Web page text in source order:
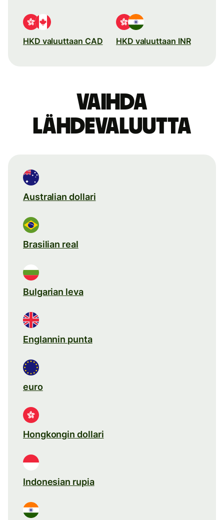
HKD valuuttaan CAD HKD valuuttaan INR
Vaihda
lähdevaluutta
Australian dollari
Brasilian real
Bulgarian leva
Englannin punta
euro
Hongkongin dollari
Indonesian rupia